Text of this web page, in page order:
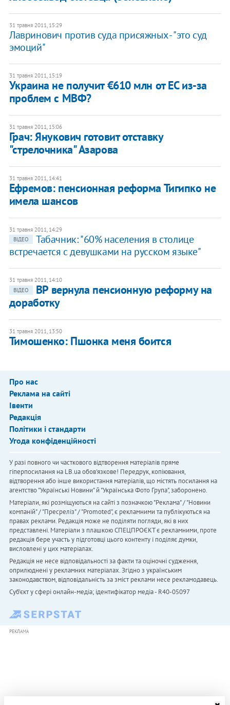
31 травня 2011, 15:29
Лавринович против суда присяжных - "это суд
эмоций"
31 травня 2011, 15:19
Украина не получит €610 млн от ЕС из-за
проблем с МВФ?
31 травня 2011, 15:06
Грач: Янукович готовит отставку
"стрелочника" Азарова
31 травня 2011, 14:41
Ефремов: пенсионная реформа Тигипко не
имела шансов
31 травня 2011, 14:29
ВІДЕО
Табачник: "60% населения в столице
встречается с девушками на русском языке"
31 травня 2011, 14:10
ВІДЕО
ВР вернула пенсионную реформу на
доработку
31 травня 2011, 13:50
Тимошенко: Пшонка меня боится
Про нас
Реклама на сайті
Івенти
Редакція
Політики і стандарти
Угода конфіденційності
У разі повного чи часткового відтворення матеріалів пряме
гіперпосилання на LB.ua обов'язкове! Передрук, копіювання,
відтворення або інше використання матеріалів, що містять посилання на
агентство "Українськi Новини" й "Українська Фото Група", заборонено.
Матеріали, які розміщуються на сайті з позначкою "Реклама" / "Новини
компаній" / "Пресреліз" / "Promoted", є рекламними та публікуються на
правах реклами. Редакція може не поділяти погляди, які в них
представлені. Матеріали з плашкою СПЕЦПРОЄКТ є рекламними, проте
редакція бере участь у підготовці цього контенту і поділяє думки,
висловлені у цих матеріалах.
Редакція не несе відповідальності за факти та оціночні судження,
оприлюднені у рекламних матеріалах. Згідно з українським
законодавством, відповідальність за зміст реклами несе рекламодавець.
Cуб'єкт у сфері онлайн-медіа; ідентифікатор медіа - R40-05097
РЕКЛАМА